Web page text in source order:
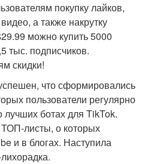
покупку лайков,
а также накрутку
можно купить 5000
тыс. подписчиков.
скидки!
что сформировались
пользователи регулярно
ботах для TikTok.
листы, о которых
и в блогах. Наступила